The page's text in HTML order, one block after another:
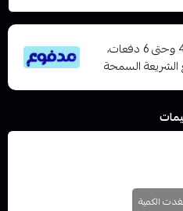
قسم دفعاتك بطريقة ميسرة إلى 4 وحتى 6 دفعات،
الشريعة السمحة